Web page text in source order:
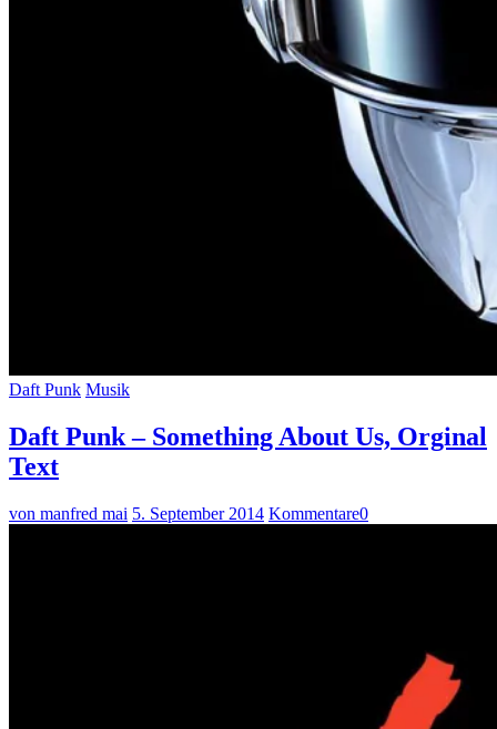
Daft Punk Musik
Daft Punk – Something About Us, Orginal
Text
von manfred mai 5. September 2014 Kommentare0